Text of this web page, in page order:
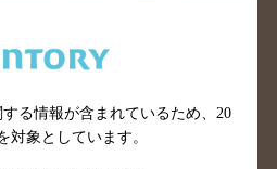
和歌山県のバー検索
索
鳥取県のバー検索
る情報が含まれているため、 20
対象としています。